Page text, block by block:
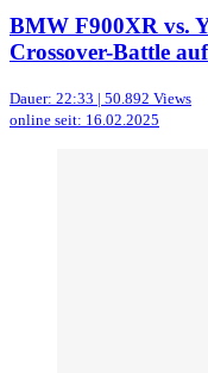
BMW F900XR vs.
Crossover-Battle
Dauer: 22:33 | 50.892 Views
online seit: 16.02.2025